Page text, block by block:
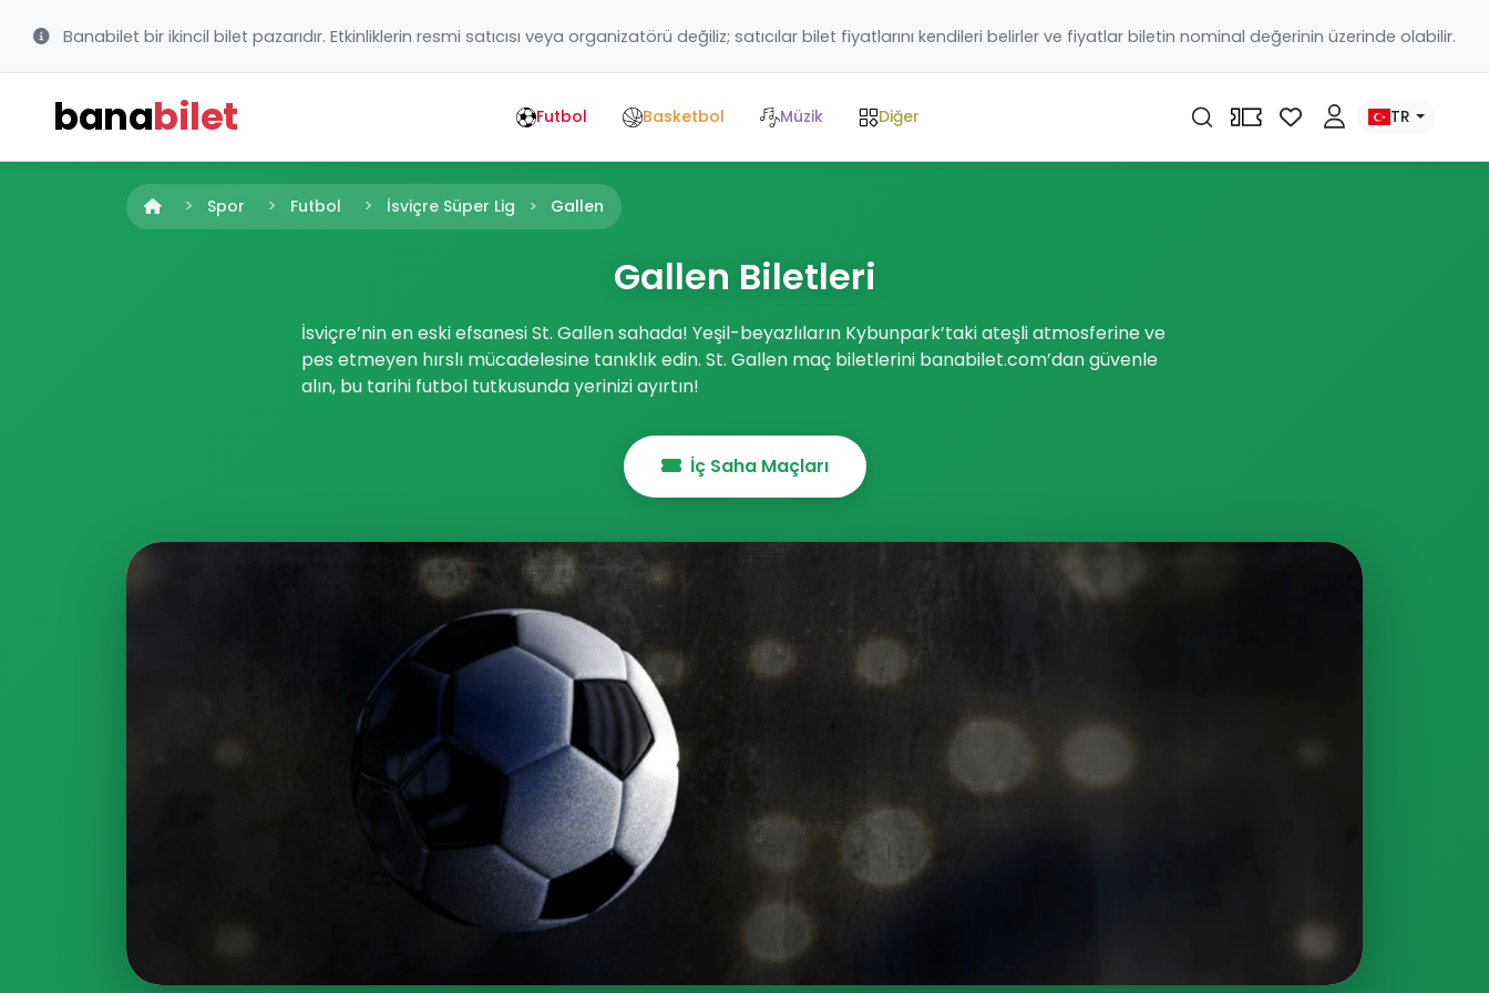
Banabilet bir ikincil bilet pazarıdır. Etkinliklerin resmi satıcısı veya organizatörü değiliz; satıcılar bilet fiyatlarını kendileri belirler ve fiyatlar biletin nominal değerinin üzerinde olabilir.
banabilet Futbol Basketbol Müzik Diğer TR
Spor Futbol İsviçre Süper Lig Gallen
Gallen Biletleri
İsviçre’nin en eski efsanesi St. Gallen sahada! Yeşil-beyazlıların Kybunpark’taki ateşli atmosferine ve
pes etmeyen hırslı mücadelesine tanıklık edin. St. Gallen maç biletlerini banabilet.com’dan güvenle
alın, bu tarihi futbol tutkusunda yerinizi ayırtın!
İç Saha Maçları